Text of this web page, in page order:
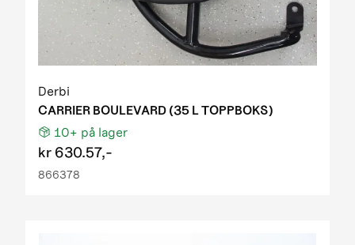
Derbi
CARRIER BOULEVARD (35 L TOPPBOKS)
10+ på lager
kr 630.57,-
866378